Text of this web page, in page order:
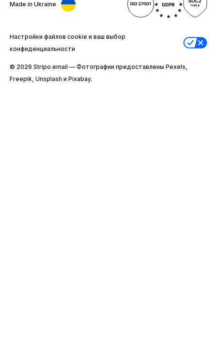
Made in Ukraine
Настройки файлов cookie и ваш выбор
конфиденциальности
© 2026 Stripо.email — Фотографии предоставлены Pexels,
Freepik, Unsplash и Pixabay.